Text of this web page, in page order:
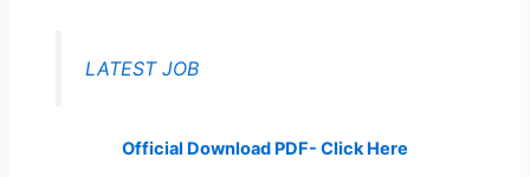
LATEST JOB
Official Download PDF- Click Here